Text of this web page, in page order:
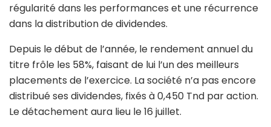
régularité dans les performances et une récurrence
dans la distribution de dividendes.
Depuis le début de l’année, le rendement annuel du
titre frôle les 58%, faisant de lui l’un des meilleurs
placements de l’exercice. La société n’a pas encore
distribué ses dividendes, fixés à 0,450 Tnd par action.
Le détachement aura lieu le 16 juillet.